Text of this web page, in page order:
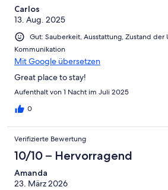
Carlos
13. Aug. 2025
Gut: Sauberkeit, Ausstattung, Zustand der
Kommunikation
Mit Google übersetzen
Great place to stay!
Aufenthalt von 1 Nacht im Juli 2025
0
Verifizierte Bewertung
10/10 – Hervorragend
Amanda
23. März 2026